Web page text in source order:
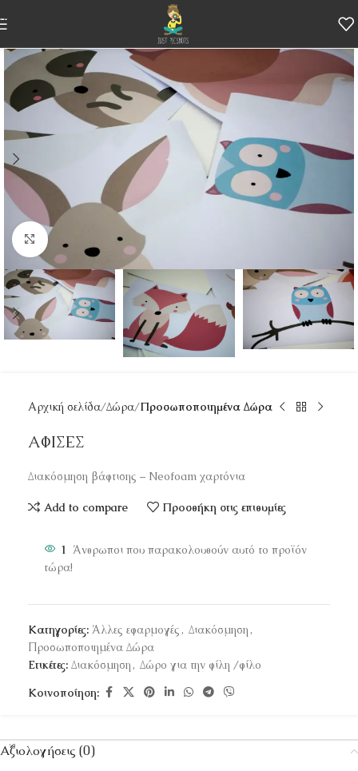
Skip to navigation
Skip to main content
Κάντε κλικ για μεγέθυνση
Αρχική σελίδα Δώρα Προσωποποιημένα Δώρα
ΑΦΙΣΕΣ
Διακόσμηση βάφτισης – Neofoam χαρτόνια
Add to compare Προσθήκη στις επιθυμίες
1 Άνθρωποι που παρακολουθούν αυτό το προϊόν
τώρα!
Κατηγορίες: Άλλες εφαρμογές , Διακόσμηση ,
Προσωποποιημένα Δώρα
Ετικέτες: Διακόσμηση , Δώρο για την φίλη /φίλο
Κοινοποίηση:
Αξιολογήσεις (0)